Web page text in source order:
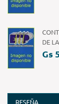
DE
Gs
RESEÑA